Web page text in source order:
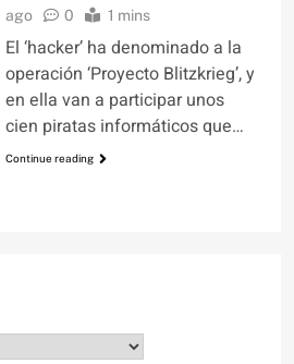
ago
0 1 mins
El ‘hacker’ ha denominado a la
operación ‘Proyecto Blitzkrieg’, y
en ella van a participar unos
cien piratas informáticos que…
Continue reading